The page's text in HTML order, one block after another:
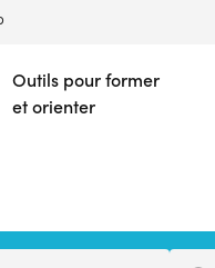
Outils pour former
et orienter
Ville